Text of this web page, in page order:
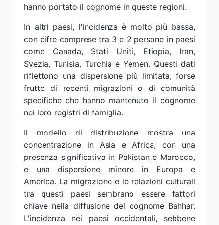
hanno portato il cognome in queste regioni.
In altri paesi, l'incidenza è molto più bassa,
con cifre comprese tra 3 e 2 persone in paesi
come Canada, Stati Uniti, Etiopia, Iran,
Svezia, Tunisia, Turchia e Yemen. Questi dati
riflettono una dispersione più limitata, forse
frutto di recenti migrazioni o di comunità
specifiche che hanno mantenuto il cognome
nei loro registri di famiglia.
Il modello di distribuzione mostra una
concentrazione in Asia e Africa, con una
presenza significativa in Pakistan e Marocco,
e una dispersione minore in Europa e
America. La migrazione e le relazioni culturali
tra questi paesi sembrano essere fattori
chiave nella diffusione del cognome Bahhar.
L'incidenza nei paesi occidentali, sebbene